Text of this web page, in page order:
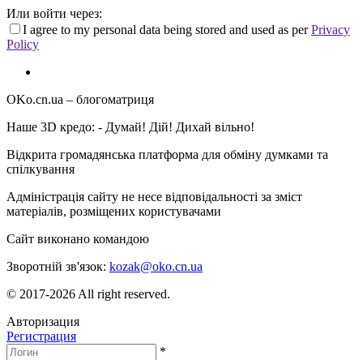
Или войти через:
I agree to my personal data being stored and used as perPrivacy
Policy
OKo.cn.ua – блогоматриця
Наше 3D кредо: - Думай! Дій! Дихай вільно!
Відкрита громадянська платформа для обміну думками та
спілкування
Адміністрація сайту не несе відповідальності за зміст
матеріалів, розміщених користувачами
Сайт виконано командою
Зворотній зв'язок: kozak@oko.cn.ua
© 2017-2026 All right reserved.
Авторизация
Регистрация
*